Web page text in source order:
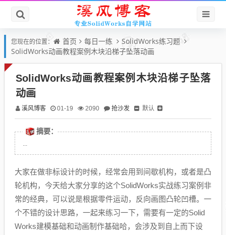
您现在的位置： 首页 每日一练
SolidWorks练习题
SolidWorks动画教程案例木块沿梯子坠落动画
SolidWorks动画教程案例木块沿梯子坠落
动画
溪风博客 01-19 2090 抢沙发 默认
摘要：
...
大家在做非标设计的时候，经常会用到间歇机构，或者是凸
轮机构，今天给大家分享的这个SolidWorks实战练习案例非
常的经典，可以说是根据零件运动，反向画图凸轮凹槽。一
个不错的设计思路，一起来练习一下，需要有一定的Solid
Works建模基础和动画制作基础哈，会涉及到自上而下设